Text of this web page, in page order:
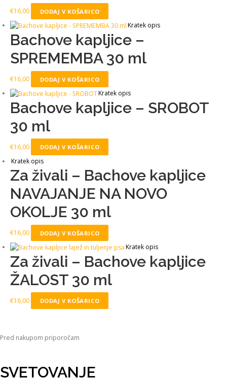
€16,00 DODAJ V KOŠARICO
Kratek opis
Bachove kapljice –
SPREMEMBA 30 ml
€16,00 DODAJ V KOŠARICO
Kratek opis
Bachove kapljice – SROBOT
30 ml
€16,00 DODAJ V KOŠARICO
Kratek opis
Za živali – Bachove kapljice
NAVAJANJE NA NOVO
OKOLJE 30 ml
€16,00 DODAJ V KOŠARICO
Kratek opis
Za živali – Bachove kapljice
ŽALOST 30 ml
€16,00 DODAJ V KOŠARICO
Pred nakupom priporočam
SVETOVANJE